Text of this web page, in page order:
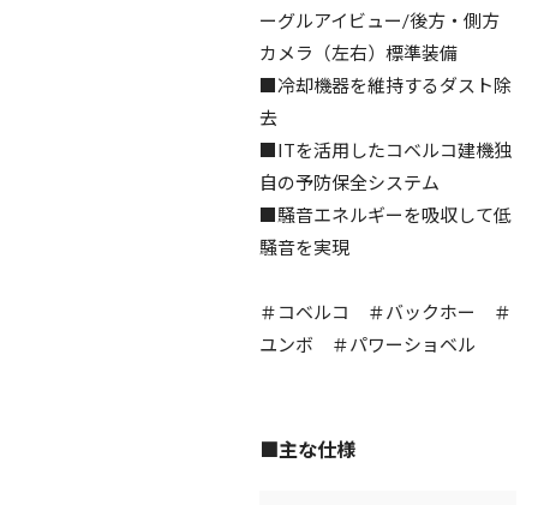
ーグルアイビュー/後方・側方
カメラ（左右）標準装備
■冷却機器を維持するダスト除
去
■ITを活用したコベルコ建機独
自の予防保全システム
■騒音エネルギーを吸収して低
騒音を実現
＃コベルコ ＃バックホー ＃
ユンボ ＃パワーショベル
■主な仕様